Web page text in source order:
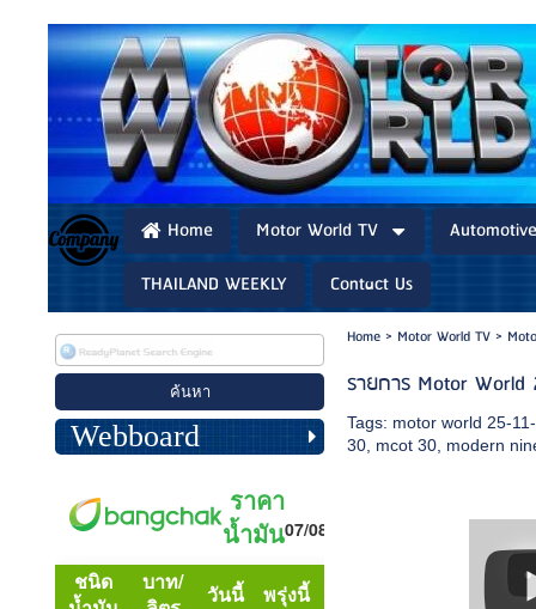
Home Motor World TV
THAILAND WEEKLY
Contact Us
Webboard
Home> Motor World TV>
รายการ Motor World
Tags: motor world 25-
30 mcot 30 modern